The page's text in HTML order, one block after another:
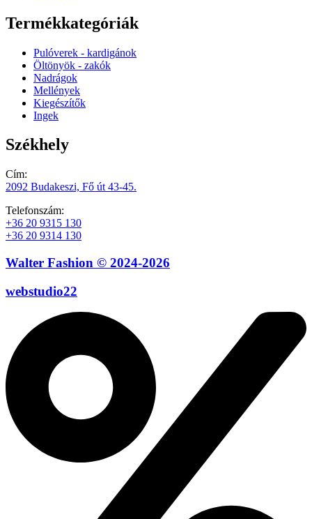
Termékkategóriák
Pulóverek - kardigánok
Öltönyök - zakók
Nadrágok
Mellények
Kiegészítők
Ingek
Székhely
Cím:
2092 Budakeszi, Fő út 43-45.
Telefonszám:
+36 20 9315 130
+36 20 9314 130
Walter Fashion © 2024-2026
webstudio22